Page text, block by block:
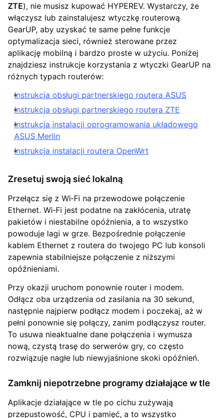
ZTE), nie musisz kupować HYPEREV. Wystarczy, że
włączysz lub zainstalujesz wtyczkę routerową
GearUP, aby uzyskać te same pełne funkcje
optymalizacja sieci, również sterowane przez
aplikację mobilną i bardzo proste w użyciu. Poniżej
znajdziesz instrukcje korzystania z wtyczki GearUP na
różnych typach routerów:
Instrukcja obsługi partnerskiego routera ASUS
Instrukcja obsługi partnerskiego routera ZTE
Instrukcja instalacji oprogramowania układowego
ASUS Merlin
Instrukcja instalacji routera OpenWrt
Zresetuj swoją sieć lokalną
Przełącz się z Wi‑Fi na przewodowe połączenie
Ethernet. Wi‑Fi jest podatne na zakłócenia, utratę
pakietów i niestabilne opóźnienia, a to wszystko
powoduje lagi w grze. Bezpośrednie połączenie
kablem Ethernet z routera do twojego PC lub konsoli
zapewnia stabilniejsze połączenie z niższymi
opóźnieniami.
Przy okazji uruchom ponownie router i modem.
Odłącz oba urządzenia od zasilania na 30 sekund,
następnie najpierw podłącz modem i poczekaj, aż w
pełni ponownie się połączy, zanim podłączysz router.
To usuwa nieaktualne dane połączenia i wymusza
nową, czystą trasę do serwerów gry, co często
rozwiązuje nagłe lub niewyjaśnione skoki opóźnień.
Zamknij niepotrzebne programy działające w tle
Aplikacje działające w tle po cichu zużywają
przepustowość, CPU i pamięć, a to wszystko